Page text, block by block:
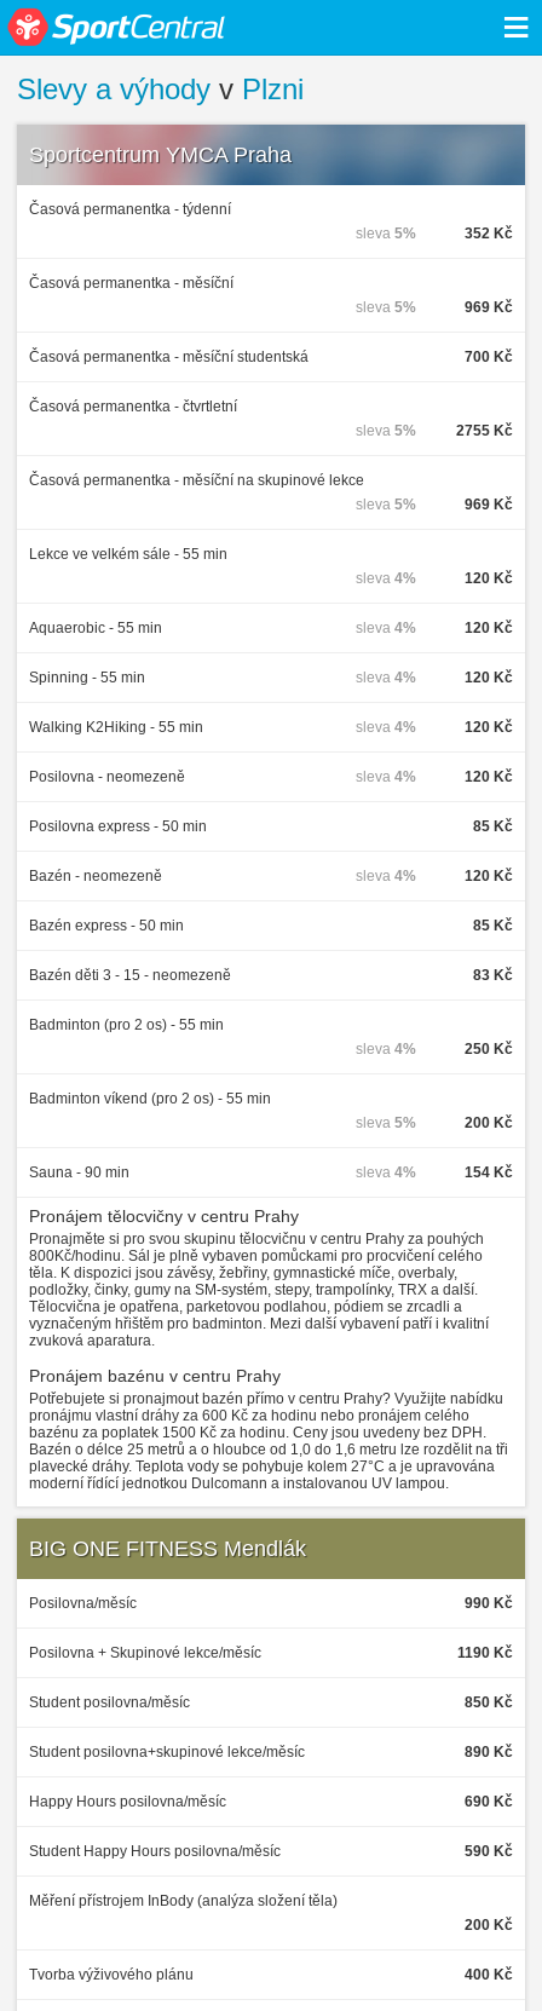
≡
Slevy a výhody v Plzni
Sportcentrum YMCA Praha
Časová permanentka - týdenní
352 Kč
sleva 5%
Časová permanentka - měsíční
969 Kč
sleva 5%
Časová permanentka - měsíční studentská 700 Kč
Časová permanentka - čtvrtletní
2755 Kč
sleva 5%
Časová permanentka - měsíční na skupinové lekce
969 Kč
sleva 5%
Lekce ve velkém sále - 55 min
120 Kč
sleva 4%
Aquaerobic - 55 min 120 Kč
sleva 4%
Spinning - 55 min 120 Kč
sleva 4%
Walking K2Hiking - 55 min 120 Kč
sleva 4%
Posilovna - neomezeně 120 Kč
sleva 4%
Posilovna express - 50 min 85 Kč
Bazén - neomezeně 120 Kč
sleva 4%
Bazén express - 50 min 85 Kč
Bazén děti 3 - 15 - neomezeně 83 Kč
Badminton (pro 2 os) - 55 min
250 Kč
sleva 4%
Badminton víkend (pro 2 os) - 55 min
200 Kč
sleva 5%
Sauna - 90 min 154 Kč
sleva 4%
Pronájem tělocvičny v centru Prahy
Pronajměte si pro svou skupinu tělocvičnu v centru Prahy za pouhých
800Kč/hodinu. Sál je plně vybaven pomůckami pro procvičení celého
těla. K dispozici jsou závěsy, žebřiny, gymnastické míče, overbaly,
podložky, činky, gumy na SM-systém, stepy, trampolínky, TRX a další.
Tělocvična je opatřena, parketovou podlahou, pódiem se zrcadli a
vyznačeným hřištěm pro badminton. Mezi další vybavení patří i kvalitní
zvuková aparatura.
Pronájem bazénu v centru Prahy
Potřebujete si pronajmout bazén přímo v centru Prahy? Využijte nabídku
pronájmu vlastní dráhy za 600 Kč za hodinu nebo pronájem celého
bazénu za poplatek 1500 Kč za hodinu. Ceny jsou uvedeny bez DPH.
Bazén o délce 25 metrů a o hloubce od 1,0 do 1,6 metru lze rozdělit na tři
plavecké dráhy. Teplota vody se pohybuje kolem 27°C a je upravována
moderní řídící jednotkou Dulcomann a instalovanou UV lampou.
BIG ONE FITNESS Mendlák
Posilovna/měsíc 990 Kč
Posilovna + Skupinové lekce/měsíc 1190 Kč
Student posilovna/měsíc 850 Kč
Student posilovna+skupinové lekce/měsíc 890 Kč
Happy Hours posilovna/měsíc 690 Kč
Student Happy Hours posilovna/měsíc 590 Kč
Měření přístrojem InBody (analýza složení těla)
200 Kč
Tvorba výživového plánu 400 Kč